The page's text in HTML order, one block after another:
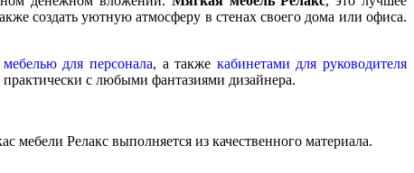
создать уютную атмосферу в стенах своего дома или офиса.
мебелью для персонала, а также кабинетами для руководителя
с любыми фантазиями дизайнера.
Релакс выполняется из качественного материала.